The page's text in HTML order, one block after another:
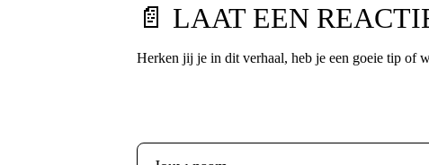
📄 LAAT EEN
Herken jij je in dit verhaal, heb je een goeie tip of